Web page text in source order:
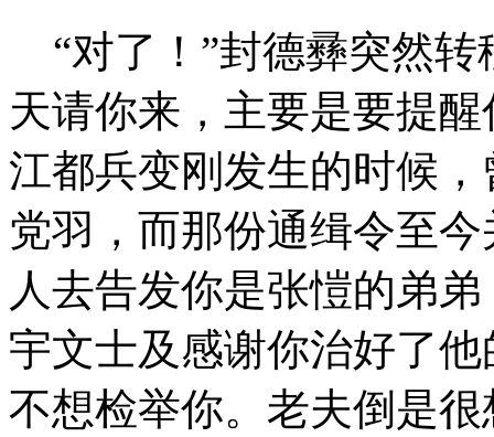
“对了！”封德彞突然转
天请你来，主要是要提
江都兵变刚发生的时候
党羽，而那份通缉令至
人去告发你是张愷的弟
宇文士及感谢你治好了
不想检举你。老夫倒是